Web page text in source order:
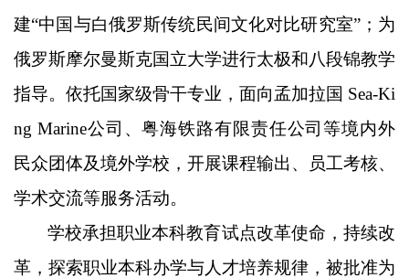
建“中国与白俄罗斯传统民间文化对比研究室”；为
俄罗斯摩尔曼斯克国立大学进行太极和八段锦教学
指导。依托国家级骨干专业，面向孟加拉国 Sea-Ki
ng Marine公司、粤海铁路有限责任公司等境内外
民众团体及境外学校，开展课程输出、员工考核、
学术交流等服务活动。
学校承担职业本科教育试点改革使命，持续改
革，探索职业本科办学与人才培养规律，被批准为